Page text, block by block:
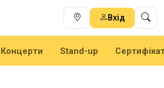
Вхід
Концерти Stand-up